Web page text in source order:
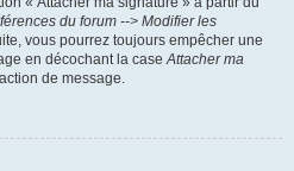
du forum --> Modifier les
vous pourrez toujours empêcher une
en décochant la caseAttacher ma
de message.